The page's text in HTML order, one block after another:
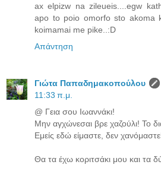
ax elpizw na zileueis....egw
apo to poio omorfo sto akoma
koimamai me pike..:D
Απάντηση
Γιώτα Παπαδημακοπούλου
11:33 π.μ.
@ Γεια σου Ιωαννάκι!
Μην αγχώνεσαι βρε χαζούλι! Το
Εμείς εδώ είμαστε, δεν
Θα τα έχω κοριτσάκι μου και τα